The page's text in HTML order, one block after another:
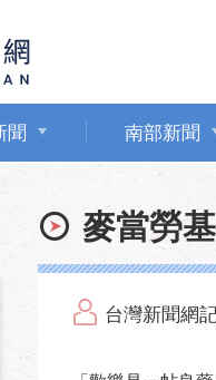
聞 南部新聞
麥當勞
台灣新聞網